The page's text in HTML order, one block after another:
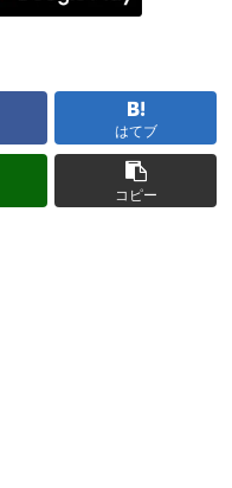
はてブ
コピー